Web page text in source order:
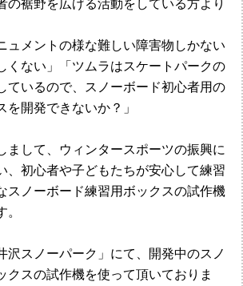
の裾野を広げる活動をしている方より
ュメントの様な難しい障害物しかない
くない」「ツムラはスケートパークの
ているので、スノーボード初心者用の
を開発できないか？」
まして、ウィンタースポーツの振興に
、初心者や子どもたちが安心して練習
スノーボード練習用ボックスの試作機
沢スノーパーク」にて、開発中のスノ
クスの試作機を使って頂いておりま